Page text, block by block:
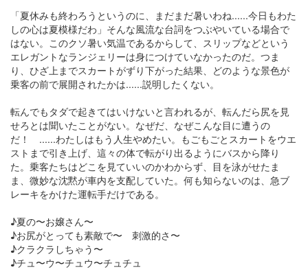
「夏休みも終わろうというのに、まだまだ暑いわね......今日もわた
しの心は夏模様だわ」そんな風流な台詞をつぶやいている場合で
はない。このクソ暑い気温であるからして、スリップなどという
エレガントなランジェリーは身につけていなかったのだ。つま
り、ひざ上までスカートがずり下がった結果、どのような景色が
乗客の前で展開されたかは......説明したくない。
転んでもタダで起きてはいけないと言われるが、転んだら尻を見
せろとは聞いたことがない。なぜだ、なぜこんな目に遭うの
だ！ ......わたしはもう人生やめたい。もごもごとスカートをウエ
ストまで引き上げ、這々の体で転がり出るようにバスから降り
た。乗客たちはどこを見ていいのかわからず、目を泳がせたま
ま、微妙な沈黙が車内を支配していた。何も知らないのは、急ブ
レーキをかけた運転手だけである。
♪夏の〜お嬢さん〜
♪お尻がとっても素敵で〜 刺激的さ〜
♪クラクラしちゃう〜
♪チュ〜ウ〜チュウ〜チュチュ